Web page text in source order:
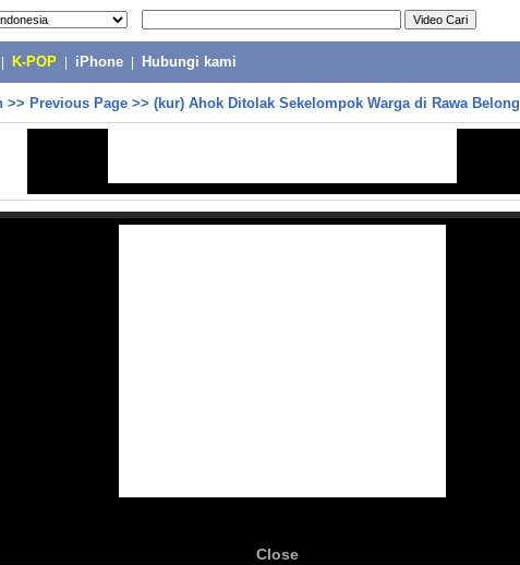
K-POP iPhone Hubungi kami
>> Previous Page >> (kur) Ahok Ditolak Sekelompok Warga di Rawa Belong
Close